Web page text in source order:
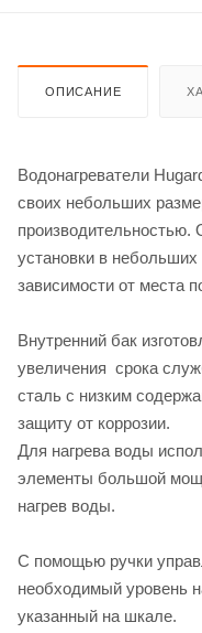
ОПИСАНИЕ
Водонагреватели
своих небольших
производительностью.
установки в
зависимости от места
Внутренний бак
увеличения срока
сталь с низким
защиту от коррозии.
Для нагрева воды
элементы большой
нагрев воды.
С помощью ручки
необходимый уровень
указанный на шкале.